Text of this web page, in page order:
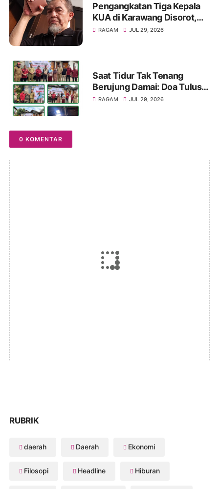
Pengangkatan Tiga Kepala
KUA di Karawang Disorot,
KMG Singgung Dugaan Jual
RAGAM JUL 29, 2026
Saat Tidur Tak Tenang
Berujung Damai: Doa Tulus
MC-JK untuk Ibu Rusdiana
RAGAM JUL 29, 2026
0 KOMENTAR
RUBRIK
daerah Daerah Ekonomi
Filosopi Headline Hiburan